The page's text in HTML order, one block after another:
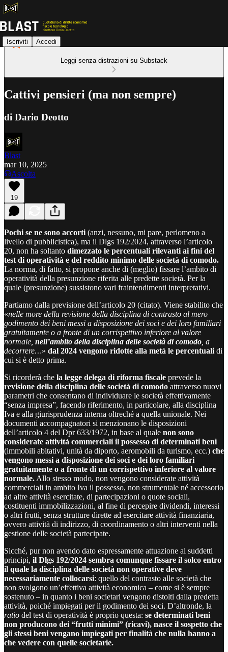
Iscriviti Accedi
Leggi senza distrazioni su Substack
Cattivi pensieri (ma non sempre)
di Dario Deotto
Blast
mar 10, 2025
Ascolta
19
Pochi se ne sono accorti (anzi, nessuno, mi pare, perlomeno a
livello di pubblicistica), ma il Dlgs 192/2024, attraverso l’articolo
20, non ha soltanto dimezzato le percentuali rilevanti ai fini del
test di operatività e del reddito minimo delle società di comodo.
La norma, di fatto, si propone anche di (meglio) fissare l’ambito di
operatività della presunzione riferita alle predette società. Per la
quale (presunzione) sussistono vari fraintendimenti interpretativi.
Partiamo dalla previsione dell’articolo 20 (citato). Viene stabilito che
«nelle more della revisione della disciplina di contrasto al mero
godimento dei beni messi a disposizione dei soci e dei loro familiari
gratuitamente o a fronte di un corrispettivo inferiore al valore
normale, nell’ambito della disciplina delle società di comodo , a
decorrere…» dal 2024 vengono ridotte alla metà le percentuali di
cui si è detto prima.
Si ricorderà che la legge delega di riforma fiscale prevede la
revisione della disciplina delle società di comodo attraverso nuovi
parametri che consentano di individuare le società effettivamente
“senza impresa”, facendo riferimento, in particolare, alla disciplina
Iva e alla giurisprudenza interna oltreché a quella unionale. Nei
documenti accompagnatori si menzionano le disposizioni
dell’articolo 4 del Dpr 633/1972, in base al quale non sono
considerate attività commerciali il possesso di determinati beni
(immobili abitativi, unità da diporto, aeromobili da turismo, ecc.) che
vengono messi a disposizione dei soci e dei loro familiari
gratuitamente o a fronte di un corrispettivo inferiore al valore
normale. Allo stesso modo, non vengono considerate attività
commerciali in ambito Iva il possesso, non strumentale né accessorio
ad altre attività esercitate, di partecipazioni o quote sociali,
costituenti immobilizzazioni, al fine di percepire dividendi, interessi
o altri frutti, senza strutture dirette ad esercitare attività finanziaria,
ovvero attività di indirizzo, di coordinamento o altri interventi nella
gestione delle società partecipate.
Sicché, pur non avendo dato espressamente attuazione ai suddetti
principi, il Dlgs 192/2024 sembra comunque fissare il solco entro
il quale la disciplina delle società non operative deve
necessariamente collocarsi: quello del contrasto alle società che
non svolgono un’effettiva attività economica – come si è sempre
sostenuto – in quanto i beni societari vengono distolti dalla predetta
attività, poiché impiegati per il godimento dei soci. D’altronde, la
ratio del test di operatività è proprio questa: se determinati beni
non producono dei “frutti minimi” (ricavi), nasce il sospetto che
gli stessi beni vengano impiegati per finalità che nulla hanno a
che vedere con quelle societarie.